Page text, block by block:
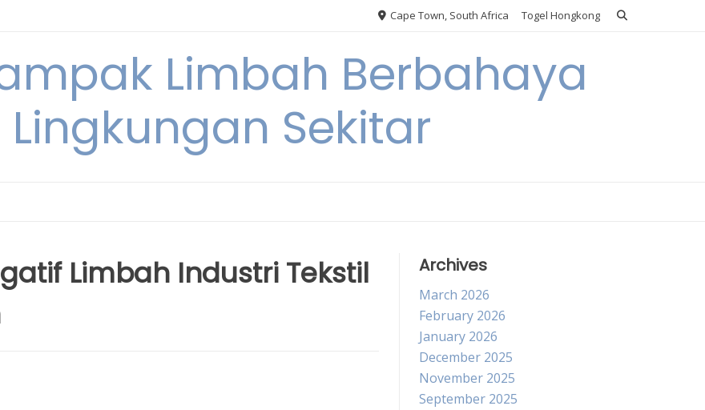
Cape Town, South Africa Togel Hongkong
Limbah Berbahaya
Lingkungan Sekitar
Limbah Industri Tekstil
Archives
March 2026
February 2026
January 2026
December 2025
November 2025
September 2025